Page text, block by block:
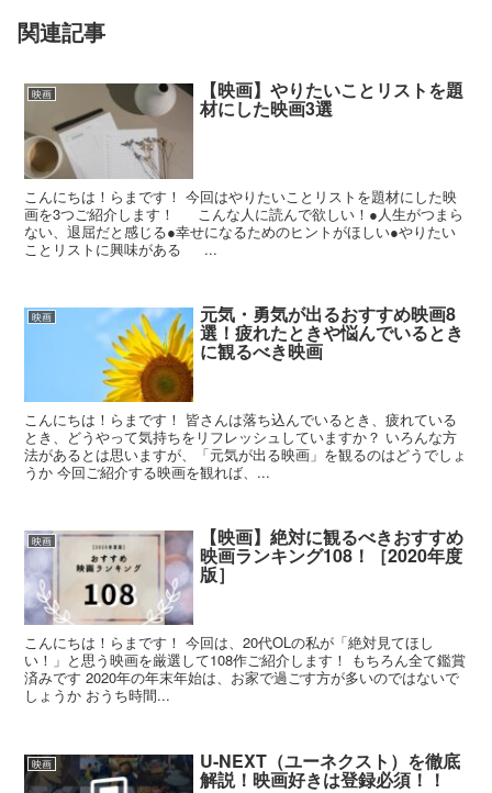
関連記事
映画 【映画】やりたいことリストを題
材にした映画3選
こんにちは！らまです！ 今回はやりたいことリストを題材にした映
画を3つご紹介します！ こんな人に読んで欲しい！●人生がつまら
ない、退屈だと感じる●幸せになるためのヒントがほしい●やりたい
ことリストに興味がある ...
映画 元気・勇気が出るおすすめ映画8
選！疲れたときや悩んでいるとき
に観るべき映画
こんにちは！らまです！ 皆さんは落ち込んでいるとき、疲れている
とき、どうやって気持ちをリフレッシュしていますか？ いろんな方
法があるとは思いますが、「元気が出る映画」を観るのはどうでしょ
うか 今回ご紹介する映画を観れば、...
映画 【映画】絶対に観るべきおすすめ
映画ランキング108！［2020年度
版］
こんにちは！らまです！ 今回は、20代OLの私が「絶対見てほし
い！」と思う映画を厳選して108作ご紹介します！ もちろん全て鑑賞
済みです 2020年の年末年始は、お家で過ごす方が多いのではないで
しょうか おうち時間...
映画 U-NEXT（ユーネクスト）を徹底
解説！映画好きは登録必須！！